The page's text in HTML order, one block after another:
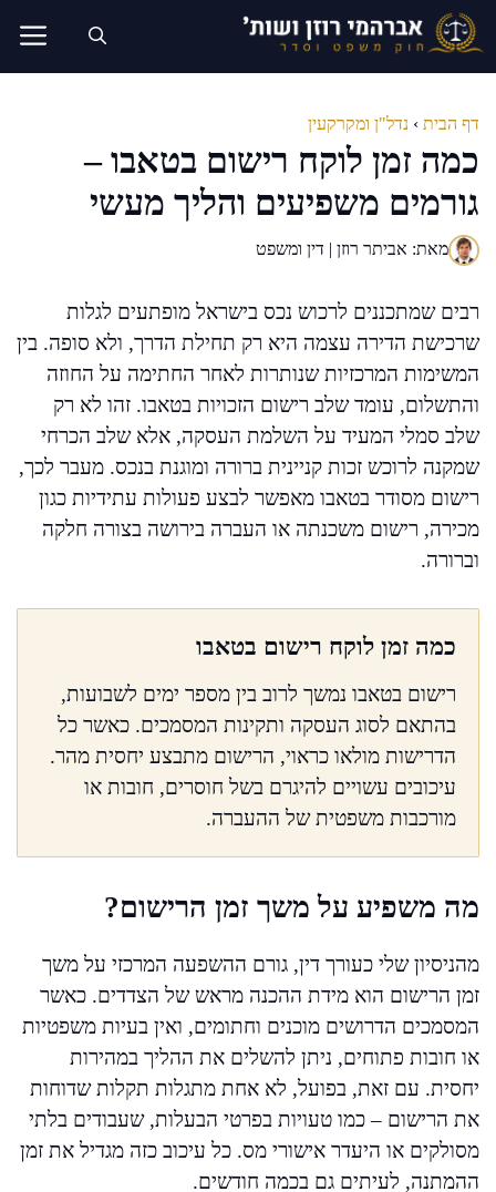
לדלג
לתוכן
דף הבית › נדל"ן ומקרקעין
כמה זמן לוקח רישום בטאבו –
גורמים משפיעים והליך מעשי
מאת: אביתר רוזן | דין ומשפט
רבים שמתכננים לרכוש נכס בישראל מופתעים לגלות
שרכישת הדירה עצמה היא רק תחילת הדרך, ולא סופה. בין
המשימות המרכזיות שנותרות לאחר החתימה על החוזה
והתשלום, עומד שלב רישום הזכויות בטאבו. זהו לא רק
שלב סמלי המעיד על השלמת העסקה, אלא שלב הכרחי
שמקנה לרוכש זכות קניינית ברורה ומוגנת בנכס. מעבר לכך,
רישום מסודר בטאבו מאפשר לבצע פעולות עתידיות כגון
מכירה, רישום משכנתה או העברה בירושה בצורה חלקה
וברורה.
כמה זמן לוקח רישום בטאבו
רישום בטאבו נמשך לרוב בין מספר ימים לשבועות,
בהתאם לסוג העסקה ותקינות המסמכים. כאשר כל
הדרישות מולאו כראוי, הרישום מתבצע יחסית מהר.
עיכובים עשויים להיגרם בשל חוסרים, חובות או
מורכבות משפטית של ההעברה.
מה משפיע על משך זמן הרישום?
מהניסיון שלי כעורך דין, גורם ההשפעה המרכזי על משך
זמן הרישום הוא מידת ההכנה מראש של הצדדים. כאשר
המסמכים הדרושים מוכנים וחתומים, ואין בעיות משפטיות
או חובות פתוחים, ניתן להשלים את ההליך במהירות
יחסית. עם זאת, בפועל, לא אחת מתגלות תקלות שדוחות
את הרישום – כמו טעויות בפרטי הבעלות, שעבודים בלתי
מסולקים או היעדר אישורי מס. כל עיכוב כזה מגדיל את זמן
ההמתנה, לעיתים גם בכמה חודשים.